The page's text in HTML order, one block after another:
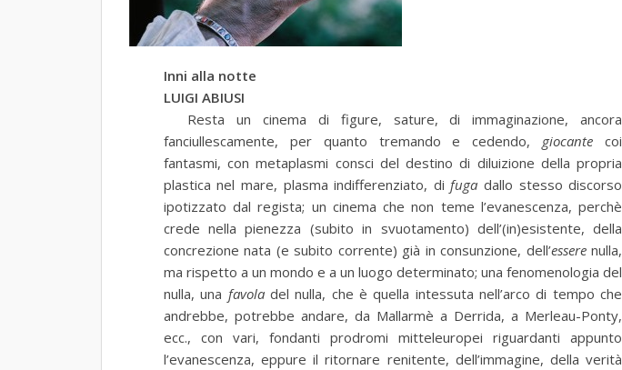
Inni alla notte
LUIGI ABIUSI
Resta un cinema di figure, sature, di immaginazione, ancora
fanciullescamente, per quanto tremando e cedendo, giocante coi
fantasmi, con metaplasmi consci del destino di diluizione della propria
plastica nel mare, plasma indifferenziato, difuga dallo stesso discorso
ipotizzato dal regista; un cinema che non teme l’evanescenza, perchè
crede nella pienezza (subito in svuotamento) dell’(in)esistente, della
concrezione nata (e subito corrente) già in consunzione, dell’esserenulla,
ma rispetto a un mondo e a un luogo determinato; una fenomenologia del
nulla, una favoladel nulla, che è quella intessuta nell’arco di tempo che
andrebbe, potrebbe andare, da Mallarmè a Derrida, a Merleau-Ponty,
ecc., con vari, fondanti prodromi mitteleuropei riguardanti appunto
l’evanescenza, eppure il ritornare renitente, dell’immagine, della verità